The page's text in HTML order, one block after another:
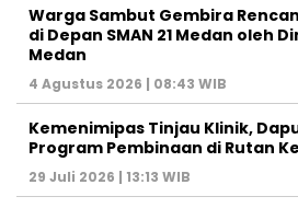
Warga Sambut Gembira
di Depan SMAN 21 Medan oleh
Medan
4 Agustus 2026 | 08:43 WIB
Kemenimipas Tinjau Klinik,
Program Pembinaan di Rutan
29 Juli 2026 | 13:13 WIB